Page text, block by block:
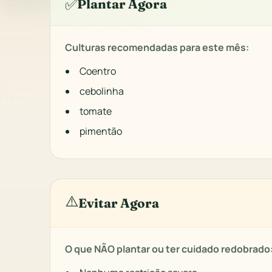
Plantar Agora
Culturas recomendadas para este mês:
Coentro
cebolinha
tomate
pimentão
⚠️Evitar Agora
O que NÃO plantar ou ter cuidado